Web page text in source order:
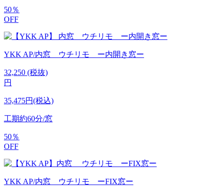
50％
OFF
YKK AP/内窓 ウチリモ ー内開き窓ー
32,250 (税抜)
円
35,475円(税込)
工期約60分/窓
50％
OFF
YKK AP/内窓 ウチリモ ーFIX窓ー